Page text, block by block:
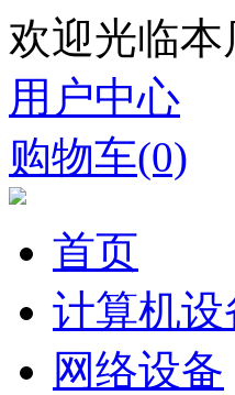
欢迎光临本
用户中心
购物车(0)
首页
计算机设
网络设备